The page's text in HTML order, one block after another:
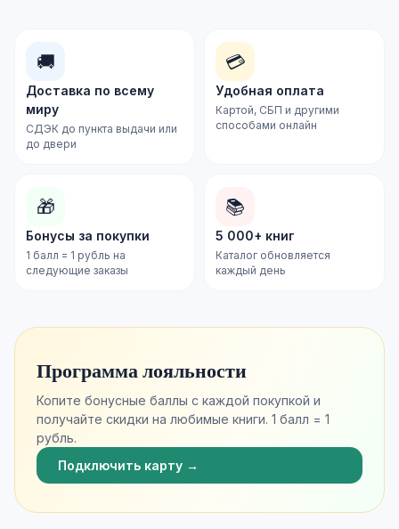
🚚
Доставка по всему
миру
СДЭК до пункта выдачи или
до двери
💳
Удобная оплата
Картой, СБП и другими
способами онлайн
🎁
Бонусы за покупки
1 балл = 1 рубль на
следующие заказы
📚
5 000+ книг
Каталог обновляется
каждый день
Программа лояльности
Копите бонусные баллы с каждой покупкой и
получайте скидки на любимые книги. 1 балл = 1
рубль.
Подключить карту →